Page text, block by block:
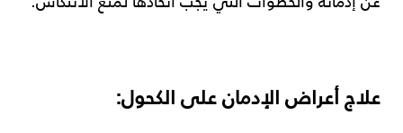
علاج أعراض الإدمان على الكحول: